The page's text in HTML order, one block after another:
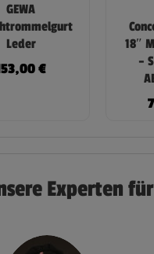
GEWA
Leder
€
18″
–
Experten